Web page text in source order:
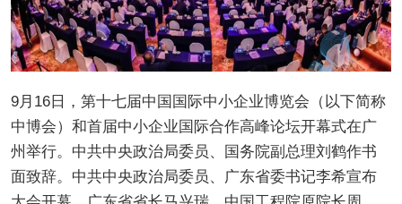
9月16日，第十七届中国国际中小企业博览会（以下简称
中博会）和首届中小企业国际合作高峰论坛开幕式在广
州举行。中共中央政治局委员、国务院副总理刘鹤作书
面致辞。中共中央政治局委员、广东省委书记李希宣布